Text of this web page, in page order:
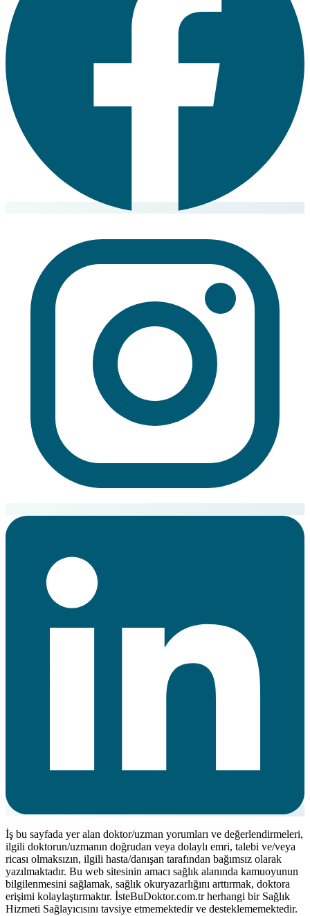
İş bu sayfada yer alan doktor/uzman yorumları ve değerlendirmeleri,
ilgili doktorun/uzmanın doğrudan veya dolaylı emri, talebi ve/veya
ricası olmaksızın, ilgili hasta/danışan tarafından bağımsız olarak
yazılmaktadır. Bu web sitesinin amacı sağlık alanında kamuoyunun
bilgilenmesini sağlamak, sağlık okuryazarlığını arttırmak, doktora
erişimi kolaylaştırmaktır. İsteBuDoktor.com.tr herhangi bir Sağlık
Hizmeti Sağlayıcısını tavsiye etmemektedir ve desteklememektedir.